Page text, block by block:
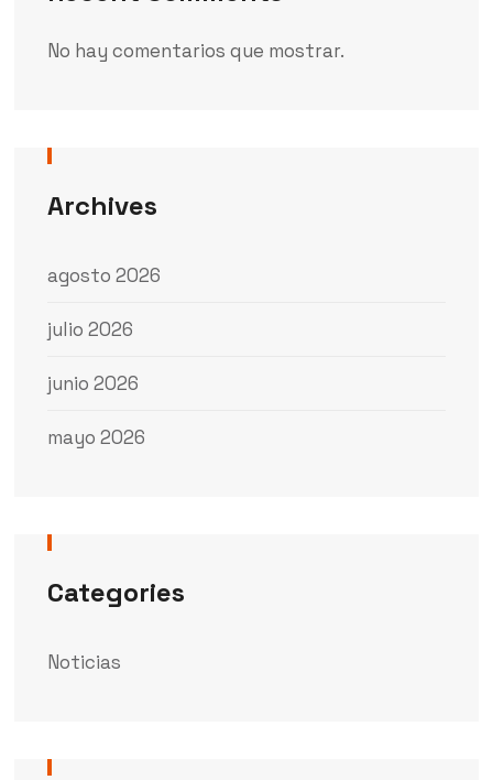
No hay comentarios que mostrar.
Archives
agosto 2026
julio 2026
junio 2026
mayo 2026
Categories
Noticias